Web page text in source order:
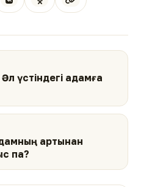
үстіндегі адамға
артынан
па?